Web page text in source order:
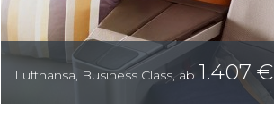
Lufthansa, Business Class, ab 1.407 €